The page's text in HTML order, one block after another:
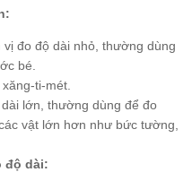
đo độ dài nhỏ, thường dùng
bé.
ti-mét.
lớn, thường dùng để đo
vật lớn hơn như bức tường,
độ dài: